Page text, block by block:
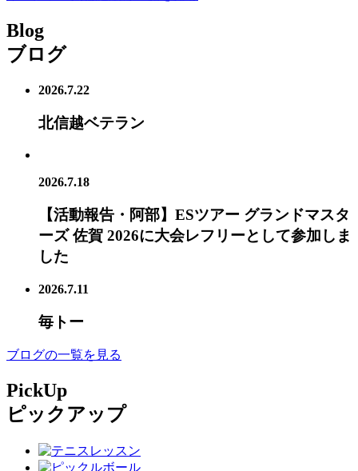
Blog
ブログ
2026.7.22
北信越ベテラン
2026.7.18
【活動報告・阿部】ESツアー グランドマスタ
ーズ 佐賀 2026に大会レフリーとして参加しま
した
2026.7.11
毎トー
ブログの一覧を見る
PickUp
ピックアップ